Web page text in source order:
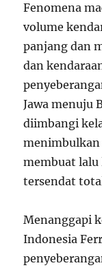
Fenomena
volume
panjang dan
dan
Jawa menuju
diimbangi
membuat
tersendat
Menanggapi
Indonesia